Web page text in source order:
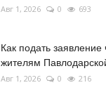
Авг 1, 2026 0 693
Как подать заявление
жителям
Авг 1, 2026 0 216